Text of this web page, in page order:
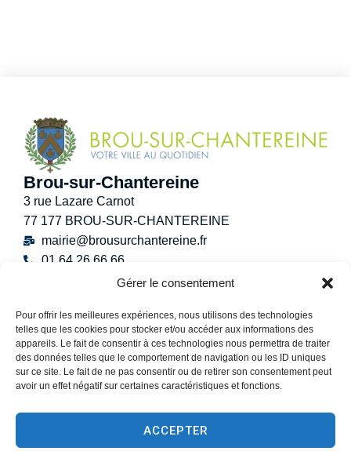
Gérer le consentement
Pour offrir les meilleures expériences, nous utilisons des technologies
telles que les cookies pour stocker et/ou accéder aux informations des
appareils. Le fait de consentir à ces technologies nous permettra de traiter
des données telles que le comportement de navigation ou les ID uniques
sur ce site. Le fait de ne pas consentir ou de retirer son consentement peut
avoir un effet négatif sur certaines caractéristiques et fonctions.
ACCEPTER
Brou-sur-Chantereine
3 rue Lazare Carnot
77 177 BROU-SUR-CHANTEREINE
mairie@brousurchantereine.fr
01 64 26 66 66
Lundi :8h30 – 12h
Mardi :8h30 – 12h / 13h30 – 17h30
Mercredi :8h30 -12h30
Jeudi : 8h30 – 12h / 13h30 – 18h30
13h30 – 17h30
Samedi :9h00 – 12h
(Permanence État-Civil uniquement)